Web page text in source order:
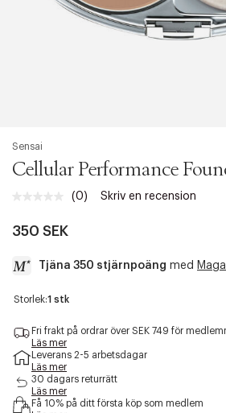
Sensai
Cellular Performance
Inget
sida.
(0) Skriv en recension
350 SEK
Tjäna 350 stjärnpoäng med
a
c
s
b
Storlek:1 stk
Fri frakt på ordrar över SEK 749 för
Läs mer
Leverans 2-5 arbetsdagar
Läs mer
30 dagars returrätt
Läs mer
Få 10% på ditt första köp som medlem